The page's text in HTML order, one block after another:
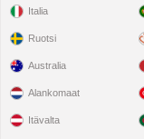
Italia
Ruotsi
Australia
Alankomaat
Itävalta